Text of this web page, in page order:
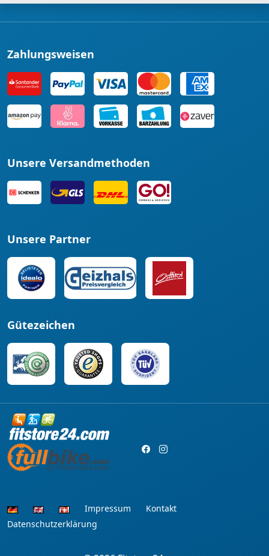
Zahlungsweisen
Unsere Versandmethoden
Unsere Partner
Gütezeichen
Impressum
Kontakt
Datenschutzerklärung